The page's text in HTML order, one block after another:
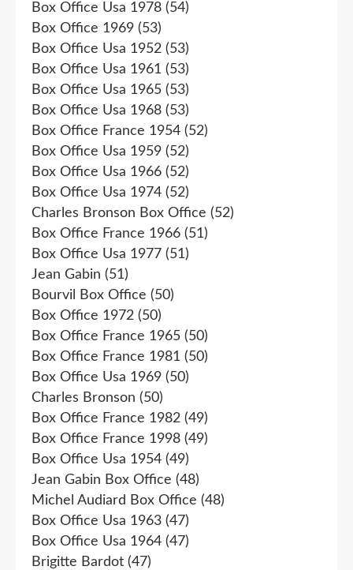
Box Office Usa 1978 (54)
Box Office 1969 (53)
Box Office Usa 1952 (53)
Box Office Usa 1961 (53)
Box Office Usa 1965 (53)
Box Office Usa 1968 (53)
Box Office France 1954 (52)
Box Office Usa 1959 (52)
Box Office Usa 1966 (52)
Box Office Usa 1974 (52)
Charles Bronson Box Office (52)
Box Office France 1966 (51)
Box Office Usa 1977 (51)
Jean Gabin (51)
Bourvil Box Office (50)
Box Office 1972 (50)
Box Office France 1965 (50)
Box Office France 1981 (50)
Box Office Usa 1969 (50)
Charles Bronson (50)
Box Office France 1982 (49)
Box Office France 1998 (49)
Box Office Usa 1954 (49)
Jean Gabin Box Office (48)
Michel Audiard Box Office (48)
Box Office Usa 1963 (47)
Box Office Usa 1964 (47)
Brigitte Bardot (47)